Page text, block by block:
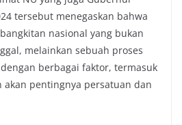
tersebut menegaskan bahwa
nasional yang bukan
melainkan sebuah proses
berbagai faktor, termasuk
akan pentingnya persatuan dan